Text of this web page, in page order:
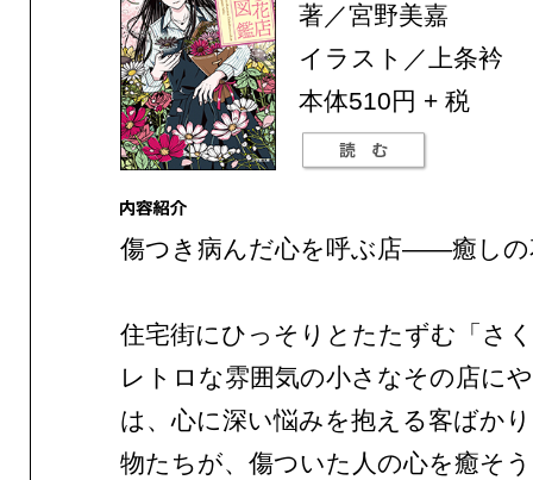
著／宮野美嘉
イラスト／上条衿
本体510円 + 税
傷つき病んだ心を呼ぶ店——癒しの
住宅街にひっそりとたたずむ「さ
レトロな雰囲気の小さなその店に
は、心に深い悩みを抱える客ばか
物たちが、傷ついた人の心を癒そ